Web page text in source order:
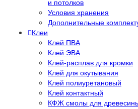
и потолков
Условия хранения
Дополнительные
Клеи
Клей ПВА
Клей ЭВА
Клей-расплав для кромки
Клей для окутывания
Клей полиуретановый
Клей контактный
КФЖ смолы для